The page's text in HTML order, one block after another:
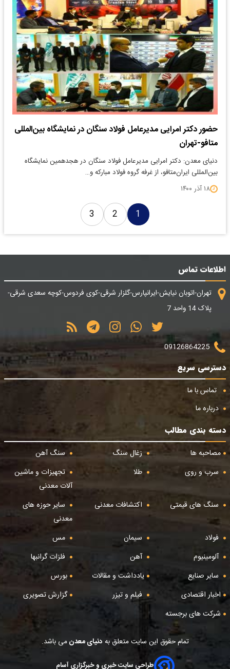
حضور دکتر امرایی مدیرعامل فولاد سنگان در نمایشگاه بین‌المللی
متافو-تهران
دنیای معدن: دکتر امرایی مدیرعامل فولاد سنگان در هجدهمین نمایشگاه
بین‌المللی ایران‌متافو، از غرفه گروه فولاد مبارکه و…
۱۸ آذر ۱۴۰۰
1
2
3
اطلاعات تماس
تهران-اتوبان نیایش-ایرانپارس-گلزار شرقی-کوی فردوس-کوچه سعدی شرقی-
پلاک 14 واحد 7
09126864225
دسترسی سریع
تماس با ما
درباره ما
دسته بندی مطالب
مصاحبه ها
زغال سنگ
سنگ آهن
سرب و روی
طلا
تجهیزات و ماشین
آلات معدنی
سنگ های قیمتی
اکتشافات معدنی
سایر حوزه های
معدنی
فولاد
سیمان
مس
آلومینیوم
آهن
فلزات گرانبها
سایر صنایع
یادداشت و مقالات
بورس
اخبار اقتصادی
فیلم و تیزر
گزارش تصویری
شرکت های برجسته
تمام حقوق این سایت متعلق به دنیای معدنمی باشد.
طراحی سایت خبری و خبرگزاری آسام